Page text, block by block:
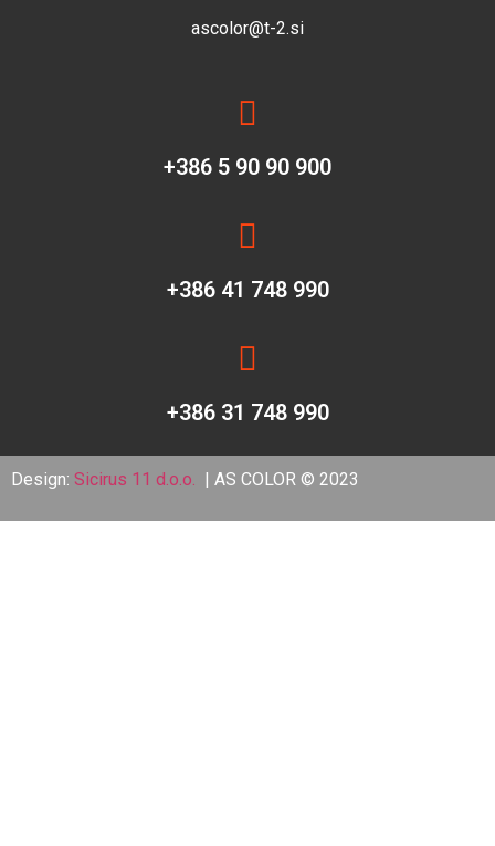
ascolor@t-2.si
+386 5 90 90 900
+386 41 748 990
+386 31 748 990
Design: Sicirus 11 d.o.o. | AS COLOR © 2023